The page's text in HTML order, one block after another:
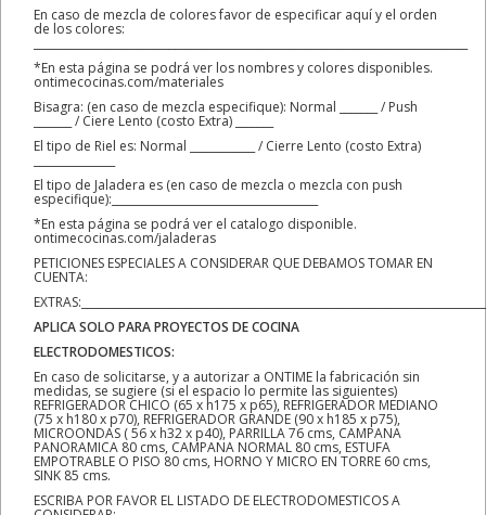
En caso de mezcla de colores favor de especificar aquí y el orden
de los colores:
*En esta página se podrá ver los nombres y colores disponibles.
ontimecocinas.com/materiales
Bisagra: (en caso de mezcla especifique): Normal _______ / Push
_______ / Ciere Lento (costo Extra) _______
El tipo de Riel es: Normal ____________ / Cierre Lento (costo Extra)
_______________
El tipo de Jaladera es (en caso de mezcla o mezcla con push
especifique):______________________________________
*En esta página se podrá ver el catalogo disponible.
ontimecocinas.com/jaladeras
PETICIONES ESPECIALES A CONSIDERAR QUE DEBAMOS TOMAR EN
CUENTA:
APLICA SOLO PARA PROYECTOS DE COCINA
ELECTRODOMESTICOS:
En caso de solicitarse, y a autorizar a ONTIME la fabricación sin
medidas, se sugiere (si el espacio lo permite las siguientes)
REFRIGERADOR CHICO (65 x h175 x p65), REFRIGERADOR MEDIANO
(75 x h180 x p70), REFRIGERADOR GRANDE (90 x h185 x p75),
MICROONDAS ( 56 x h32 x p40), PARRILLA 76 cms, CAMPANA
PANORAMICA 80 cms, CAMPANA NORMAL 80 cms, ESTUFA
EMPOTRABLE O PISO 80 cms, HORNO Y MICRO EN TORRE 60 cms,
SINK 85 cms.
ESCRIBA POR FAVOR EL LISTADO DE ELECTRODOMESTICOS A